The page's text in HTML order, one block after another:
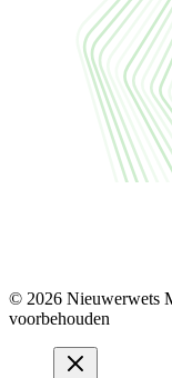
© 2026 Nieuwerwets
voorbehouden